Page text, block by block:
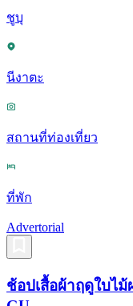
ชูบุ
นีงาตะ
สถานที่ท่องเที่ยว
ที่พัก
Advertorial
ช้อปเสื้อผ้าฤดูใบไ